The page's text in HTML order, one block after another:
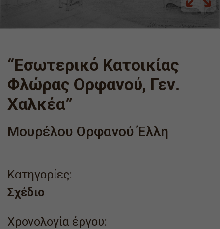
“Εσωτερικό Κατοικίας
Φλώρας Ορφανού, Γεν.
Χαλκέα”
Μουρέλου Ορφανού Έλλη
Κατηγορίες:
Σχέδιο
Χρονολογία έργου: